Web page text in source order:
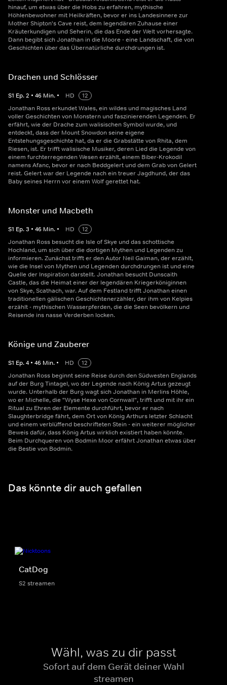
hinauf, um etwas über die Hobs zu erfahren, mythische
Höhlenbewohner mit Heilkräften, bevor er ins Landesinnere zur
Mother Shipton's Cave reist, dem legendären Zuhause einer
Kräuterkundigen und Seherin, die das Ende der Welt vorhersagte.
Dann begibt sich Jonathan in die Moore - eine Landschaft, die von
Geschichten über das Übernatürliche durchdrungen ist.
Drachen und Schlösser
S1 Ep.2 • 46 Min. • HD
12
Jonathan Ross erkundet Wales, ein wildes und magisches Land
voller Geschichten von Monstern und faszinierenden Legenden. Er
erfährt, wie der Drache zum walisischen Symbol wurde, und
entdeckt, dass der Mount Snowdon seine eigene
Entstehungsgeschichte hat, da er die Grabstätte von Rhita, dem
Riesen, ist. Er trifft walisische Musiker, deren Lied die Legende von
einem furchterregenden Wesen erzählt, einem Biber-Krokodil
namens Afanc, bevor er nach Beddgelert und dem Grab von Gelert
reist. Gelert war der Legende nach ein treuer Jagdhund, der das
Baby seines Herrn vor einem Wolf gerettet hat.
Monster und Macbeth
S1 Ep.3 • 46 Min. • HD
12
Jonathan Ross besucht die Isle of Skye und das schottische
Hochland, um sich über die dortigen Mythen und Legenden zu
informieren. Zunächst trifft er den Autor Neil Gaiman, der erzählt,
wie die Insel von Mythen und Legenden durchdrungen ist und eine
Quelle der Inspiration darstellt. Jonathan besucht Dunscaith
Castle, das die Heimat einer der legendären Kriegerköniginnen
von Skye, Scathach, war. Auf dem Festland trifft Jonathan einen
traditionellen gälischen Geschichtenerzähler, der ihm von Kelpies
erzählt - mythischen Wasserpferden, die die Seen bevölkern und
Reisende ins nasse Verderben locken.
Könige und Zauberer
S1 Ep.4 • 46 Min. • HD
12
Jonathan Ross beginnt seine Reise durch den Südwesten Englands
auf der Burg Tintagel, wo der Legende nach König Artus gezeugt
wurde. Unterhalb der Burg wagt sich Jonathan in Merlins Höhle,
wo er Michelle, die "Wyse Hexe von Cornwall", trifft und mit ihr ein
Ritual zu Ehren der Elemente durchführt, bevor er nach
Slaughterbridge fährt, dem Ort von König Arthurs letzter Schlacht
und einem verblüffend beschrifteten Stein - ein weiterer möglicher
Beweis dafür, dass König Artus wirklich existiert haben könnte.
Beim Durchqueren von Bodmin Moor erfährt Jonathan etwas über
die Bestie von Bodmin.
Das könnte dir auch gefallen
CatDog
S2 streamen
Wähl, was zu dir passt
Sofort auf dem Gerät deiner Wahl
streamen